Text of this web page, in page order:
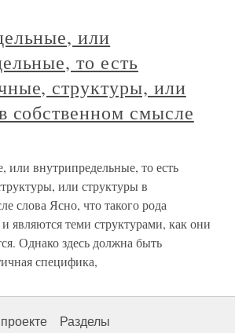
или
то есть
структуры, или
собственном смысле
внутрипредельные, то есть
или структуры в
слова Ясно, что такого рода
являются теми структурами, как они
Однако здесь должна быть
специфика,
Разделы